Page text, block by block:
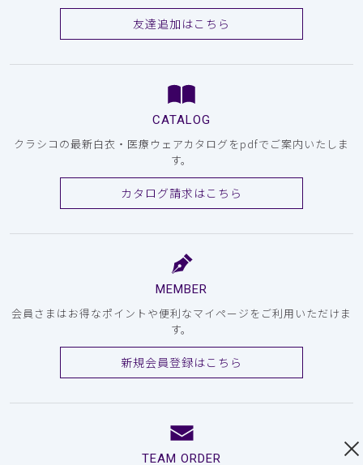
友達追加はこちら
CATALOG
クラシコの最新白衣・医療ウェアカタログをpdfでご案内いたしま
す。
カタログ請求はこちら
MEMBER
会員さまはお得なポイントや便利なマイページをご利用いただけま
す。
新規会員登録はこちら
TEAM ORDER